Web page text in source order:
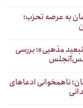
به عرصه تحزب؛
مذهبی»؛ بررسی
لس‌آنجلس
ناهمخوانی ادعاهای